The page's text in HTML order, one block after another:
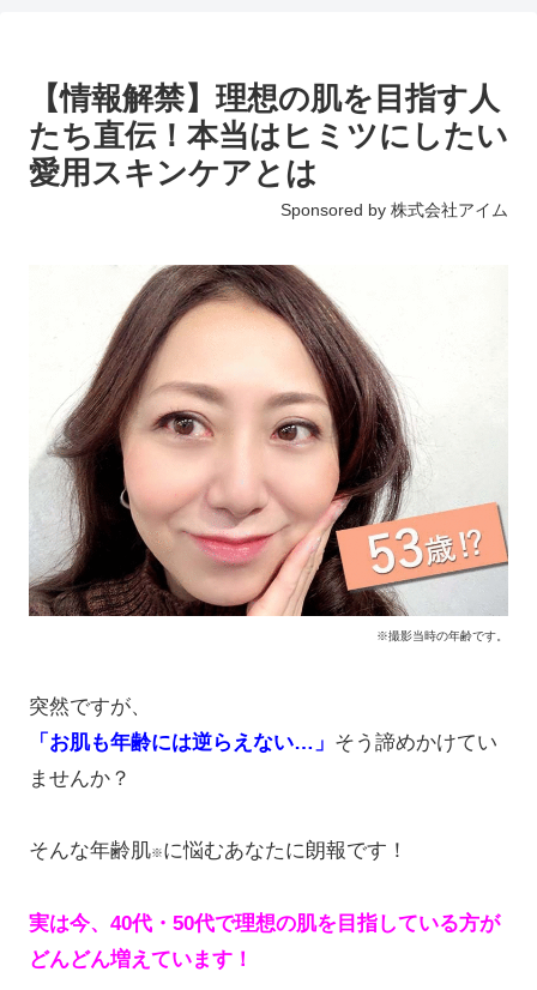
【情報解禁】理想の肌を目指す人
たち直伝！本当はヒミツにしたい
愛用スキンケアとは
Sponsored by 株式会社アイム
※撮影当時の年齢です。
突然ですが、
「お肌も年齢には逆らえない…」 そう諦めかけてい
ませんか？
そんな年齢肌※に悩むあなたに朗報です！
実は今、40代・50代で理想の肌を目指している方が
どんどん増えています！